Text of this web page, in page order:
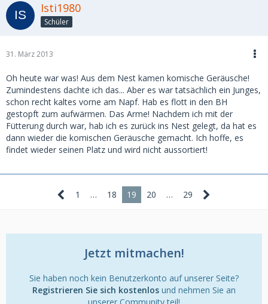
Isti1980
Schüler
31. März 2013
Oh heute war was! Aus dem Nest kamen komische Geräusche!
Zumindestens dachte ich das... Aber es war tatsächlich ein Junges,
schon recht kaltes vorne am Napf. Hab es flott in den BH
gestopft zum aufwärmen. Das Arme! Nachdem ich mit der
Fütterung durch war, hab ich es zurück ins Nest gelegt, da hat es
dann wieder die komischen Geräusche gemacht. Ich hoffe, es
findet wieder seinen Platz und wird nicht aussortiert!
1 … 18 19 20 … 29
Jetzt mitmachen!
Sie haben noch kein Benutzerkonto auf unserer Seite?
Registrieren Sie sich kostenlos und nehmen Sie an